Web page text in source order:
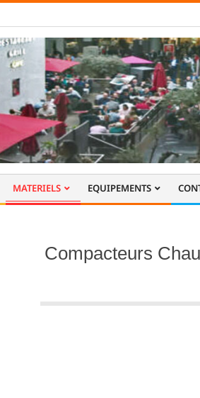
MATERIELS EQUIPEMENTS
Compacteurs